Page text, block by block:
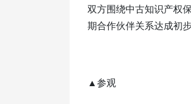
双方围绕中古知识产权
期合作伙伴关系达成初步
▲参观